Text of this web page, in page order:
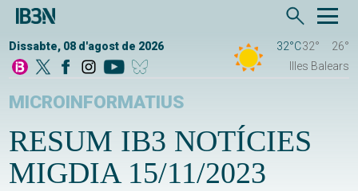
Dissabte, 08 d'agost de 2026 32°C32°
26°
Illes Balears
MICROINFORMATIUS
RESUM IB3 NOTÍCIES
MIGDIA 15/11/2023